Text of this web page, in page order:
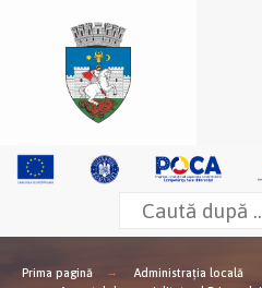
Prima pagină Administrația locală